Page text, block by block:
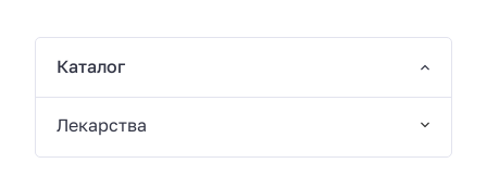
Каталог
Лекарства